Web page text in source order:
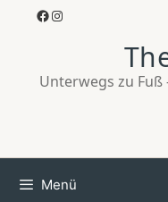
Facebook
Instagram
Unterwegs zu Fuß
Menü